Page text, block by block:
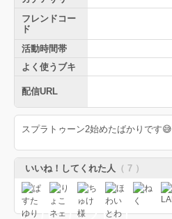
フレンドコー
ド
活動時間帯
よく使うブキ
配信URL
スプラトゥーン2始めたばかりです😅
いいね！してくれた人 （ 7 ）